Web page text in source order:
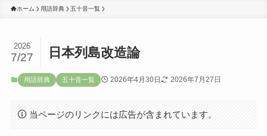
ホーム 用語辞典 五十音一覧
日本列島改造論
2026
7/27
用語辞典 五十音一覧 2026年4月30日 2026年7月27日
当ページのリンクには広告が含まれています。